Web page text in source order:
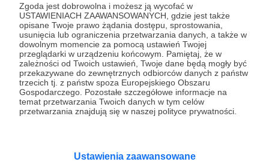
Zgoda jest dobrowolna i możesz ją wycofać w
USTAWIENIACH ZAAWANSOWANYCH, gdzie jest także
opisane Twoje prawo żądania dostępu, sprostowania,
usunięcia lub ograniczenia przetwarzania danych, a także w
dowolnym momencie za pomocą ustawień Twojej
przeglądarki w urządzeniu końcowym. Pamiętaj, że w
zależności od Twoich ustawień, Twoje dane będą mogły być
przekazywane do zewnętrznych odbiorców danych z państw
trzecich tj. z państw spoza Europejskiego Obszaru
Gospodarczego. Pozostałe szczegółowe informacje na
temat przetwarzania Twoich danych w tym celów
przetwarzania znajdują się w naszej polityce prywatności.
Ustawienia zaawansowane
Animal Helper
Zobacz profil autora
Zobacz również